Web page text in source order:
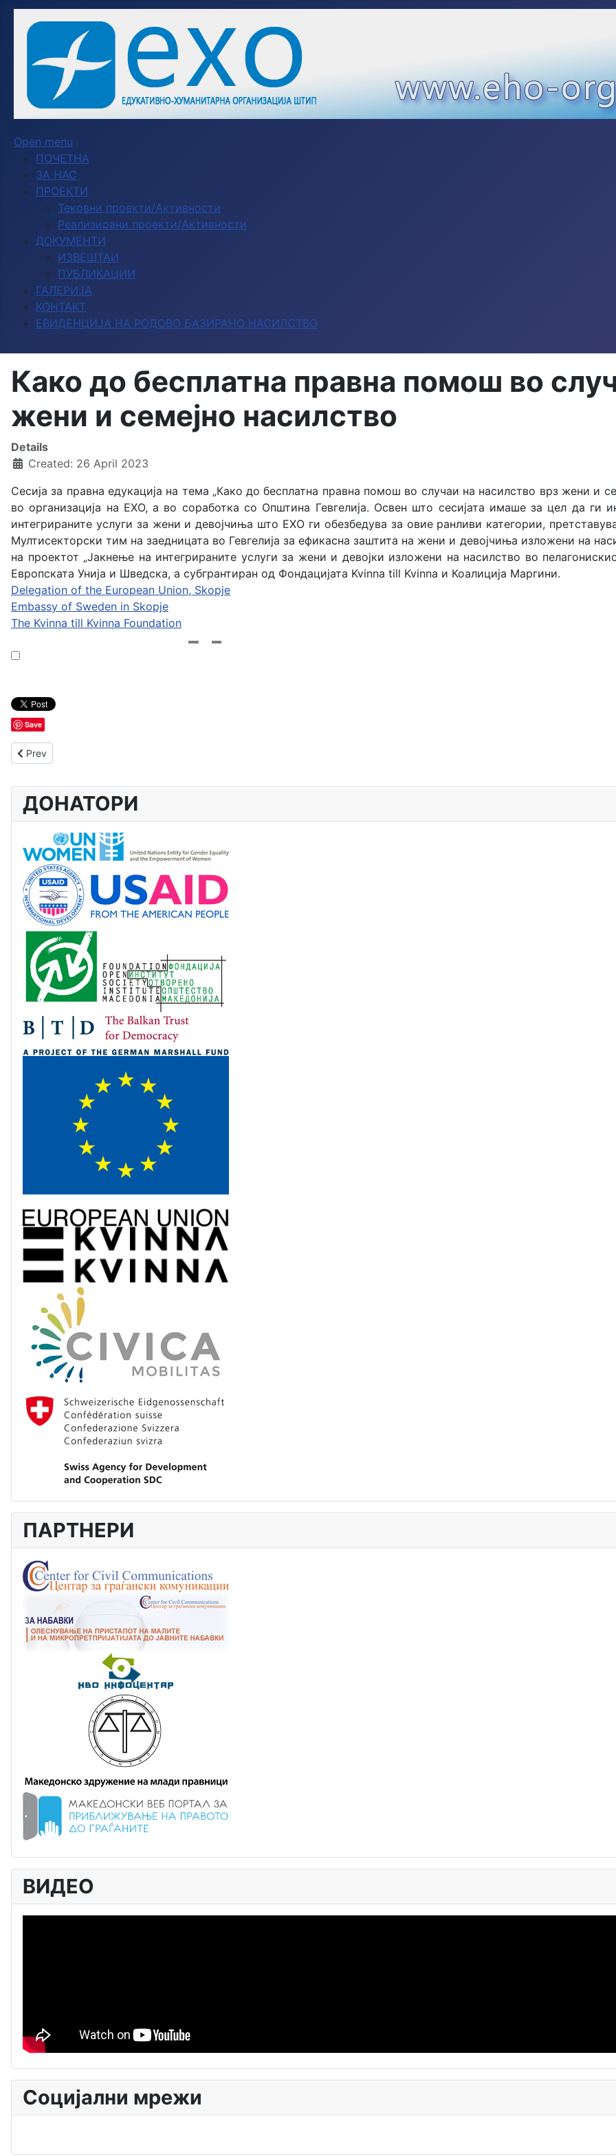
Open menu
ПОЧЕТНА
ЗА НАС
ПРОЕКТИ
Тековни проекти/Активности
Реализирани проекти/Активности
ДОКУМЕНТИ
ИЗВЕШТАИ
ПУБЛИКАЦИИ
ГАЛЕРИЈА
КОНТАКТ
ЕВИДЕНЦИЈА НА РОДОВО БАЗИРАНО НАСИЛСТВО
Како до бесплатна правна помош во
жени и семејно насилство
Details
Created: 26 April 2023
Сесија за правна едукација на тема „Како до бесплатна правна помош во случаи на насилство врз жени и
во организација на ЕХО, а во соработка со Општина Гевгелија. Освен што сесијата имаше за цел да ги
интегрираните услуги за жени и девојчиња што ЕХО ги обезбедува за овие ранливи категории,
Мултисекторски тим на заедницата во Гевгелија за ефикасна заштита на жени и девојчиња изложени на
на проектот „Јакнење на интегрираните услуги за жени и девојки изложени на насилство во
Европската Унија и Шведска, а субгрантиран од Фондацијата Kvinna till Kvinna и Коалиција Маргини.
Delegation of the European Union, Skopje
Embassy of Sweden in Skopje
The Kvinna till Kvinna Foundation
Save
Previous article: Oтворен информативен ден за промоција на услугите за жени и девојки изложени на насилство и семејно
Prev
ДОНАТОРИ
ПАРТНЕРИ
ВИДЕО
Социјални мрежи